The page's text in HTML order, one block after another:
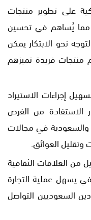
على تطوير منتجات
مما يُساهم في تحسين
نحو الابتكار يمكن
فريدة تميزهم
إجراءات الاستيراد
الاستفادة من الفرص
والسعودية في مجالات
وتقليل العوائق.
من العلاقات الثقافية
يسهل عملية التجارة
السعوديين التواصل